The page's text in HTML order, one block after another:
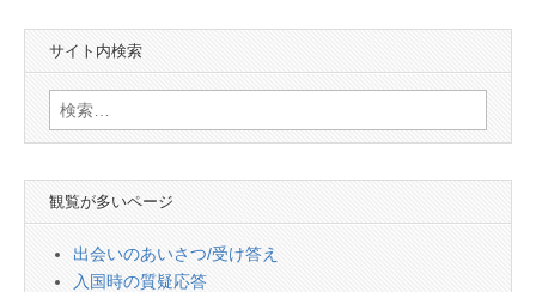
サイト内検索
検
索:
観覧が多いページ
出会いのあいさつ/受け答え
入国時の質疑応答